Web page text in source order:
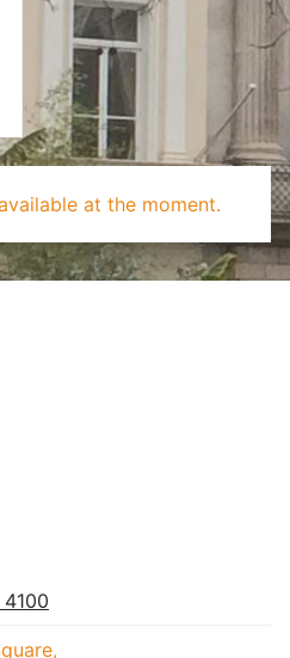
at the moment.